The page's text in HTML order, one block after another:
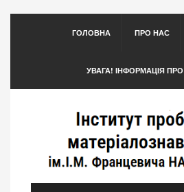
ГОЛОВНА ПРО НАС
УВАГА! ІНФОРМАЦІЯ